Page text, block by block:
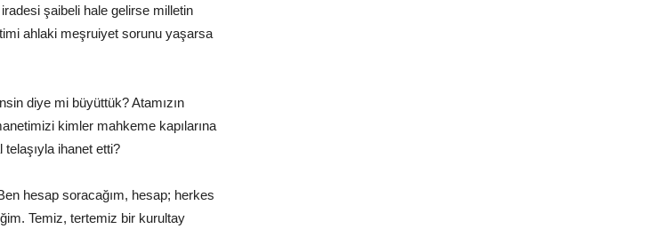
şaibeli hale gelirse milletin
ahlaki meşruiyet sorunu yaşarsa
diye mi büyüttük? Atamızın
kimler mahkeme kapılarına
ihanet etti?
hesap soracağım, hesap; herkes
Temiz, tertemiz bir kurultay